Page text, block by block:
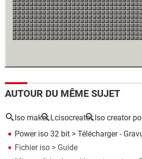
AUTOUR DU MÊME SUJET
Iso maker Lcisocreator Iso creator
Power iso 32 bit > Télécharger -
Fichier iso > Guide